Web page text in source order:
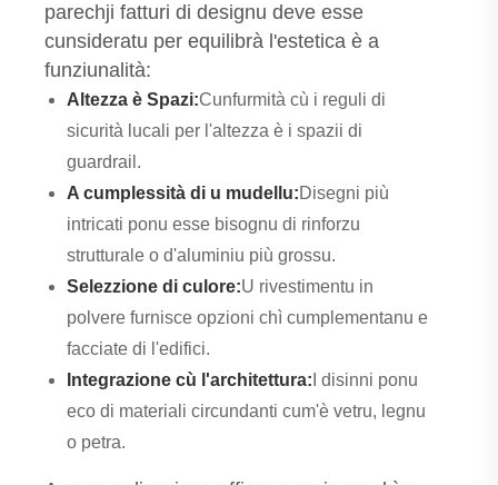
parechji fatturi di designu deve esse
cunsideratu per equilibrà l'estetica è a
funziunalità:
Altezza è Spazi:Cunfurmità cù i reguli di
sicurità lucali per l'altezza è i spazii di
guardrail.
A cumplessità di u mudellu:Disegni più
intricati ponu esse bisognu di rinforzu
strutturale o d'aluminiu più grossu.
Selezzione di culore:U rivestimentu in
polvere furnisce opzioni chì cumplementanu e
facciate di l'edifici.
Integrazione cù l'architettura: I disinni ponu
eco di materiali circundanti cum'è vetru, legnu
o petra.